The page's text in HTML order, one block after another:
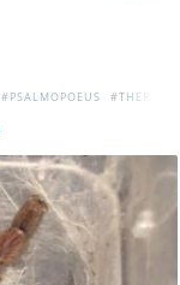
#PSALMOPOEUS